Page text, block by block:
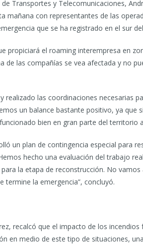
de Transportes y Telecomunicaciones,
mañana con representantes de las
que se ha registrado en el sur
propiciará el roaming interempresa en
las compañías se vea afectada y no
las coordinaciones necesarias
un balance bastante positivo, ya
bien en gran parte del territorio
un plan de contingencia especial para
hecho una evaluación del trabajo
la etapa de reconstrucción. No
termine la emergencia”, concluyó.
recalcó que el impacto de los
en medio de este tipo de situaciones,